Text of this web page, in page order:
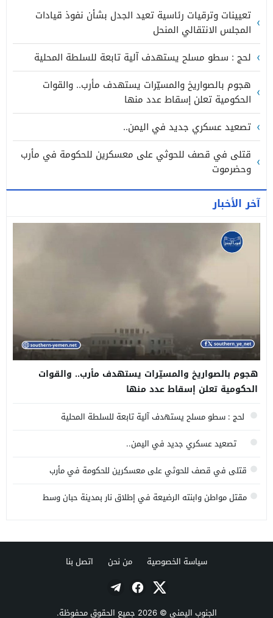
تعيينات وترقيات رئاسية تعيد الجدل بشأن نفوذ قيادات
المجلس الانتقالي المنحل
لحج : سطو مسلح يستهدف آلية تابعة للسلطة المحلية
هجوم بالصواريخ والمسيّرات يستهدف مأرب.. والقوات
الحكومية تعلن إسقاط عدد منها
تصعيد عسكري جديد في اليمن..
قتلى في قصف للحوثي على معسكرين للحكومة في مأرب
وحضرموت
آخر الأخبار
هجوم بالصواريخ والمسيّرات يستهدف مأرب.. والقوات
الحكومية تعلن إسقاط عدد منها
لحج : سطو مسلح يستهدف آلية تابعة للسلطة المحلية
تصعيد عسكري جديد في اليمن..
قتلى في قصف للحوثي على معسكرين للحكومة في مأرب
مقتل مواطن وابنته الرضيعة في إطلاق نار بمدينة حبان وسط
سياسة الخصوصية من نحن اتصل بنا
الجنوب اليمني © 2026 جميع الحقوق محفوظة.